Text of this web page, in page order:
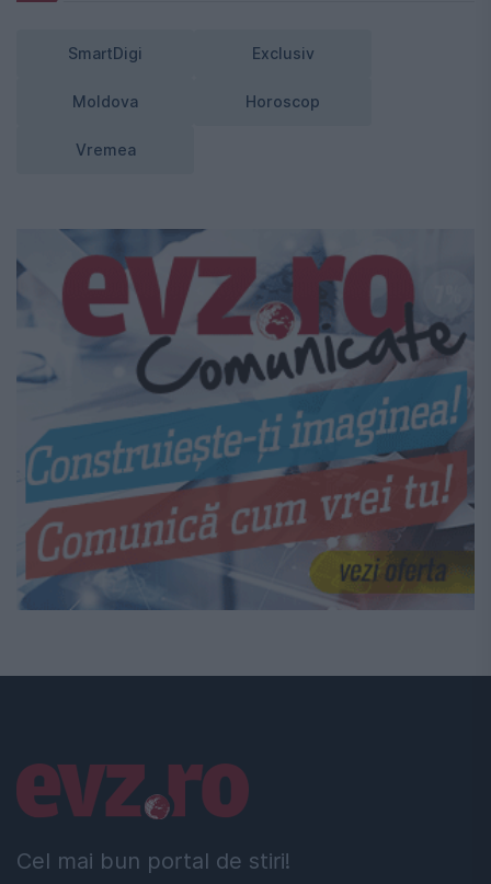
SmartDigi Exclusiv
Moldova Horoscop
Vremea
Cel mai bun portal de stiri!
Linkuri utile